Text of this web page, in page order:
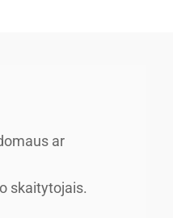
ar
skaitytojais.